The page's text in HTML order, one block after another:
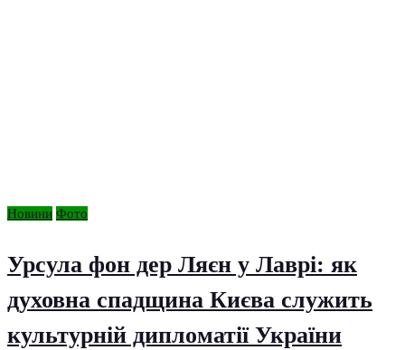
Новини Фото
Урсула фон дер Ляєн у Лаврі: як
духовна спадщина Києва служить
культурній дипломатії України